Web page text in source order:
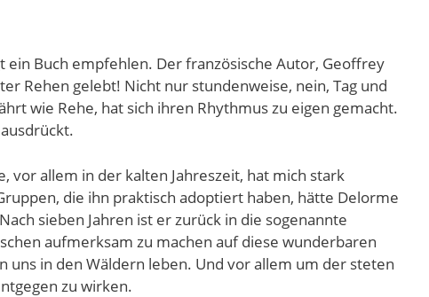
ein Buch empfehlen. Der französische Autor, Geoffrey
Rehen gelebt! Nicht nur stundenweise, nein, Tag und
wie Rehe, hat sich ihren Rhythmus zu eigen gemacht.
vor allem in der kalten Jahreszeit, hat mich stark
die ihn praktisch adoptiert haben, hätte Delorme
sieben Jahren ist er zurück in die sogenannte
aufmerksam zu machen auf diese wunderbaren
uns in den Wäldern leben. Und vor allem um der steten
zu wirken.